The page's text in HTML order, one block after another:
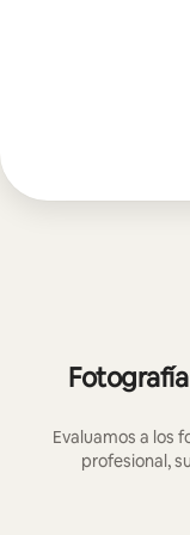
Evaluamos a los
profesional,